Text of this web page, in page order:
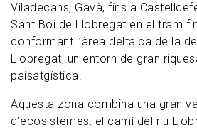
Viladecans, Gavà, fins a
Sant Boi de Llobregat en el tram
conformant l’àrea deltaica de la
Llobregat, un entorn de gran
paisatgística.
Aquesta zona combina una gran
d’ecosistemes: el camí del riu